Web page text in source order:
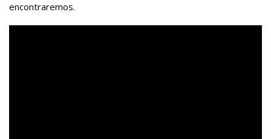
encontraremos.